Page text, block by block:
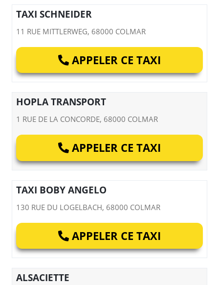
TAXI SCHNEIDER
11 RUE MITTLERWEG, 68000 COLMAR
APPELER CE TAXI
HOPLA TRANSPORT
1 RUE DE LA CONCORDE, 68000 COLMAR
APPELER CE TAXI
TAXI BOBY ANGELO
130 RUE DU LOGELBACH, 68000 COLMAR
APPELER CE TAXI
ALSACIETTE